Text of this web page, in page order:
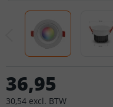
36,95
30,54 excl. BTW